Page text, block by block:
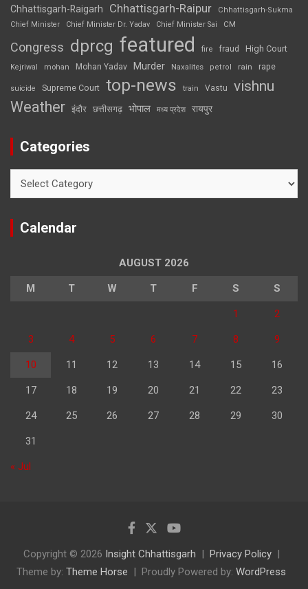
Chhattisgarh-Raigarh Chhattisgarh-Raipur
Chhattisgarh-Sukma
Chief Minister
Chief Minister Dr. Yadav Chief Minister Sai CM
Congress dprcg featured fire fraud High Court
Kejriwal mohan Mohan Yadav Murder Naxalites petrol rain rape
suicide Supreme Court top-news train Vastu vishnu
Weather इंदौर छत्तीसगढ़ भोपाल मध्य प्रदेश रायपुर
Categories
Calendar
AUGUST 2026
M T W T F S S
1 2
3 4 5 6 7 8 9
10 11 12 13 14 15 16
17 18 19 20 21 22 23
24 25 26 27 28 29 30
31
« Jul
Copyright © 2026 Insight Chhattisgarh
Privacy Policy
Theme by: Theme Horse Proudly Powered by: WordPress